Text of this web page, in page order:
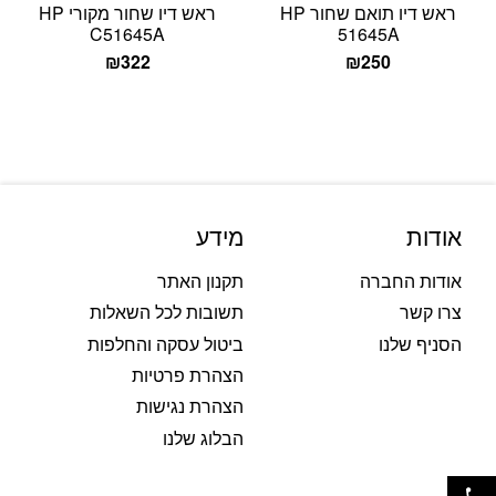
ראש דיו תואם שחור HP
51645A
₪250
ראש דיו שחור מקורי HP
C51645A
₪322
אודות
אודות החברה
צרו קשר
הסניף שלנו
מידע
תקנון האתר
תשובות לכל השאלות
ביטול עסקה והחלפות
הצהרת פרטיות
הצהרת נגישות
הבלוג שלנו
פתח סרגל נגישות